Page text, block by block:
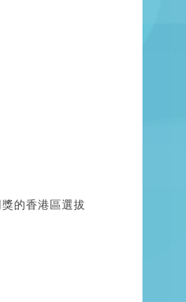
的香港區選拔